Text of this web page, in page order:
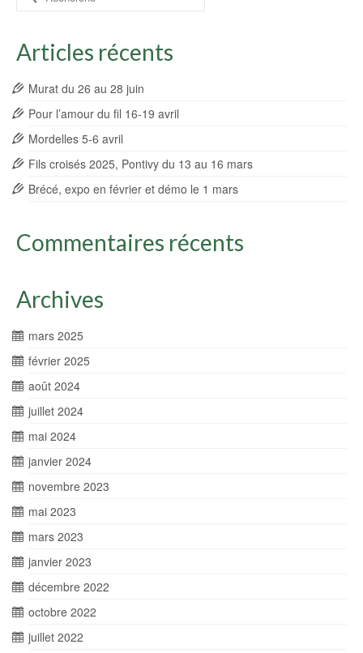
Articles récents
Murat du 26 au 28 juin
Pour l’amour du fil 16-19 avril
Mordelles 5-6 avril
Fils croisés 2025, Pontivy du 13 au 16 mars
Brécé, expo en février et démo le 1 mars
Commentaires récents
Archives
mars 2025
février 2025
août 2024
juillet 2024
mai 2024
janvier 2024
novembre 2023
mai 2023
mars 2023
janvier 2023
décembre 2022
octobre 2022
juillet 2022